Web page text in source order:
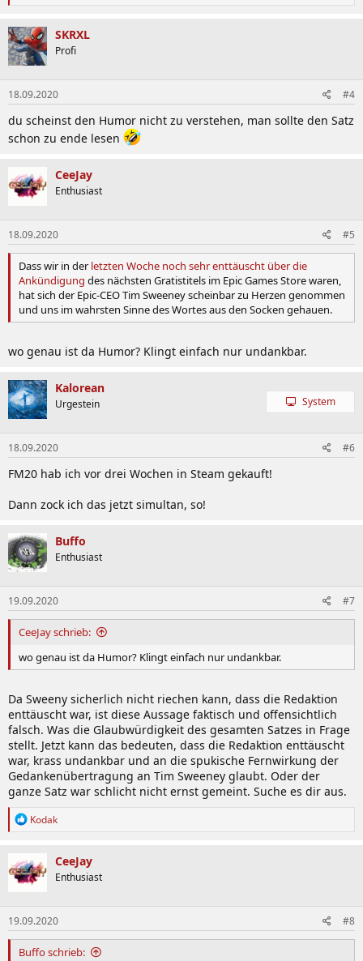
k
t
i
o
n
e
n
:
SKRXL
Profi
18.09.2020 #4
du scheinst den Humor nicht zu verstehen, man sollte den Satz
schon zu ende lesen
CeeJay
Enthusiast
18.09.2020 #5
Dass wir in der letzten Woche noch sehr enttäuscht über die
Ankündigung des nächsten Gratistitels im Epic Games Store waren,
hat sich der Epic-CEO Tim Sweeney scheinbar zu Herzen genommen
und uns im wahrsten Sinne des Wortes aus den Socken gehauen.
wo genau ist da Humor? Klingt einfach nur undankbar.
Kalorean
Urgestein System
18.09.2020 #6
FM20 hab ich vor drei Wochen in Steam gekauft!
Dann zock ich das jetzt simultan, so!
Buffo
Enthusiast
19.09.2020 #7
CeeJay schrieb:
wo genau ist da Humor? Klingt einfach nur undankbar.
Da Sweeny sicherlich nicht riechen kann, dass die Redaktion
enttäuscht war, ist diese Aussage faktisch und offensichtlich
falsch. Was die Glaubwürdigkeit des gesamten Satzes in Frage
stellt. Jetzt kann das bedeuten, dass die Redaktion enttäuscht
war, krass undankbar und an die spukische Fernwirkung der
Gedankenübertragung an Tim Sweeney glaubt. Oder der
ganze Satz war schlicht nicht ernst gemeint. Suche es dir aus.
R
t
i
n
e
n
:
Kodak
CeeJay
Enthusiast
19.09.2020 #8
Buffo schrieb: